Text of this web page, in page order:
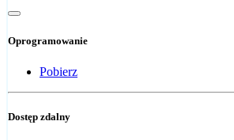
Oprogramowanie
Pobierz
Dostęp zdalny